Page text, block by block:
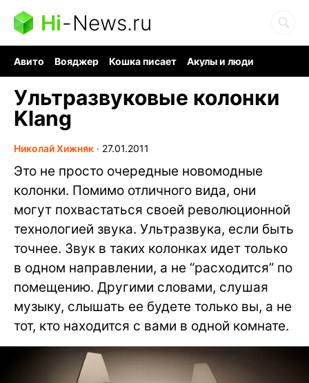
Hi-News.ru
Авито Вояджер Кошка писает
Акулы и люди
Ультразвуковые колонки
Klang
Николай Хижняк ∙ 27.01.2011
Это не просто очередные новомодные
колонки. Помимо отличного вида, они
могут похвастаться своей революционной
технологией звука. Ультразвука, если быть
точнее. Звук в таких колонках идет только
в одном направлении, а не “расходится” по
помещению. Другими словами, слушая
музыку, слышать ее будете только вы, а не
тот, кто находится с вами в одной комнате.